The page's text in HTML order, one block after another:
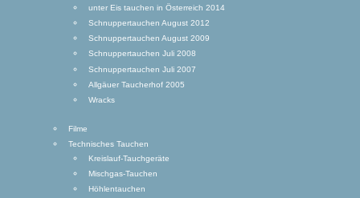
unter Eis tauchen in Österreich 2014
Schnuppertauchen August 2012
Schnuppertauchen August 2009
Schnuppertauchen Juli 2008
Schnuppertauchen Juli 2007
Allgäuer Taucherhof 2005
Wracks
Filme
Technisches Tauchen
Kreislauf-Tauchgeräte
Mischgas-Tauchen
Höhlentauchen